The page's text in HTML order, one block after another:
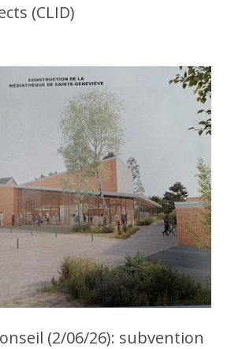
(CLID)
(2/06/26): subvention